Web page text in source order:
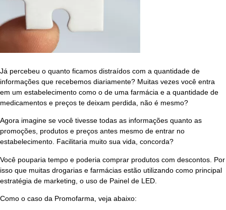
Já percebeu o quanto ficamos distraídos com a quantidade de
informações que recebemos diariamente? Muitas vezes você entra
em um estabelecimento como o de uma farmácia e a quantidade de
medicamentos e preços te deixam perdida, não é mesmo?
Agora imagine se você tivesse todas as informações quanto as
promoções, produtos e preços antes mesmo de entrar no
estabelecimento. Facilitaria muito sua vida, concorda?
Você pouparia tempo e poderia comprar produtos com descontos. Por
isso que muitas drogarias e farmácias estão utilizando como principal
estratégia de marketing, o uso de Painel de LED.
Como o caso da Promofarma, veja abaixo: